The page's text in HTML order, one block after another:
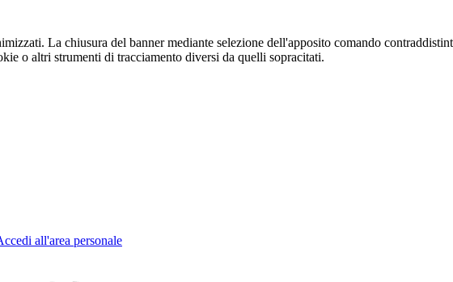
La chiusura del banner mediante selezione dell'apposito comando
o altri strumenti di tracciamento diversi da quelli sopracitati.
all'area personale